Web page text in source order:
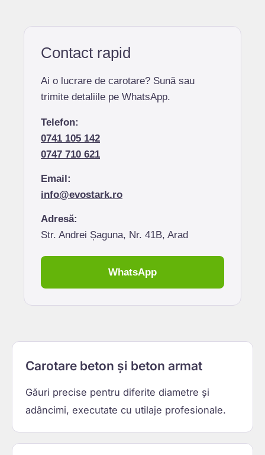
Contact rapid
Ai o lucrare de carotare? Sună sau
trimite detaliile pe WhatsApp.
Telefon:
0741 105 142
0747 710 621
Email:
info@evostark.ro
Adresă:
Str. Andrei Șaguna, Nr. 41B, Arad
WhatsApp
Carotare beton și beton armat
Găuri precise pentru diferite diametre și
adâncimi, executate cu utilaje profesionale.